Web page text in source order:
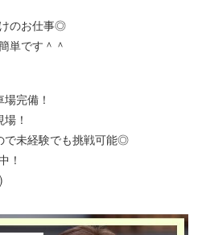
のお仕事◎
単です＾＾
完備！
！
で未経験でも挑戦可能◎
！